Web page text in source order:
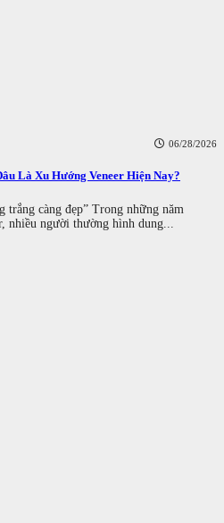
06/28/2026
Là Xu Hướng Veneer Hiện Nay?
trắng càng đẹp” Trong những năm
nhiều người thường hình dung...